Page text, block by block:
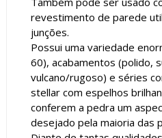
revestimento de parede
junções.
Possui uma variedade
60), acabamentos (polido,
vulcano/rugoso) e séries
stellar com espelhos
conferem a pedra um
desejado pela maioria das